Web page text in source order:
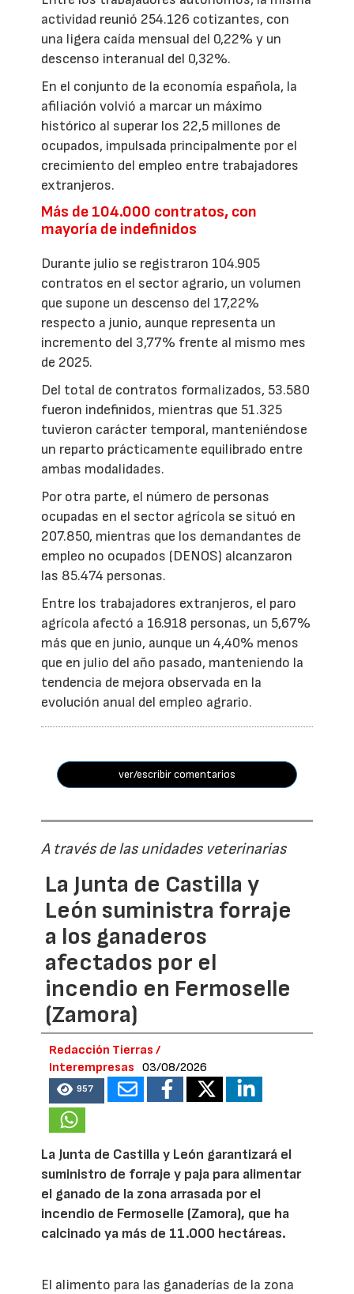
actividad reunió 254.126 cotizantes, con
una ligera caída mensual del 0,22% y un
descenso interanual del 0,32%.
En el conjunto de la economía española, la
afiliación volvió a marcar un máximo
histórico al superar los 22,5 millones de
ocupados, impulsada principalmente por el
crecimiento del empleo entre trabajadores
extranjeros.
Más de 104.000 contratos, con
mayoría de indefinidos
Durante julio se registraron 104.905
contratos en el sector agrario, un volumen
que supone un descenso del 17,22%
respecto a junio, aunque representa un
incremento del 3,77% frente al mismo mes
de 2025.
Del total de contratos formalizados, 53.580
fueron indefinidos, mientras que 51.325
tuvieron carácter temporal, manteniéndose
un reparto prácticamente equilibrado entre
ambas modalidades.
Por otra parte, el número de personas
ocupadas en el sector agrícola se situó en
207.850, mientras que los demandantes de
empleo no ocupados (DENOS) alcanzaron
las 85.474 personas.
Entre los trabajadores extranjeros, el paro
agrícola afectó a 16.918 personas, un 5,67%
más que en junio, aunque un 4,40% menos
que en julio del año pasado, manteniendo la
tendencia de mejora observada en la
evolución anual del empleo agrario.
ver/escribir comentarios
A través de las unidades veterinarias
La Junta de Castilla y
León suministra forraje
a los ganaderos
afectados por el
incendio en Fermoselle
(Zamora)
Redacción Tierras /
Interempresas
03/08/2026
957
La Junta de Castilla y León garantizará el
suministro de forraje y paja para alimentar
el ganado de la zona arrasada por el
incendio de Fermoselle (Zamora), que ha
calcinado ya más de 11.000 hectáreas.
El alimento para las ganaderías de la zona